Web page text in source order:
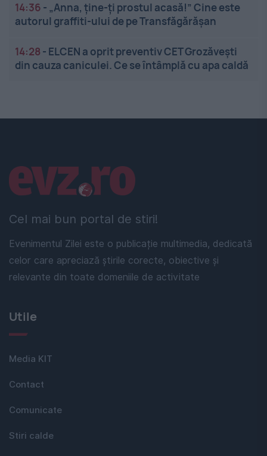
14:36 - „Anna, ține-ți prostul acasă!” Cine este
autorul graffiti-ului de pe Transfăgărășan
14:28 - ELCEN a oprit preventiv CET Grozăveşti
din cauza caniculei. Ce se întâmplă cu apa caldă
Cel mai bun portal de stiri!
Evenimentul Zilei este o publicație multimedia, dedicată
celor care apreciază știrile corecte, obiective și
relevante din toate domeniile de activitate
Linkuri utile
Utile
Media KIT
Contact
Comunicate
Stiri calde